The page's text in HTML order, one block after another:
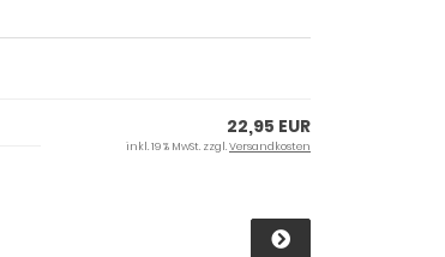
22,95 EUR
inkl. 19 % MwSt. zzgl.Versandkosten